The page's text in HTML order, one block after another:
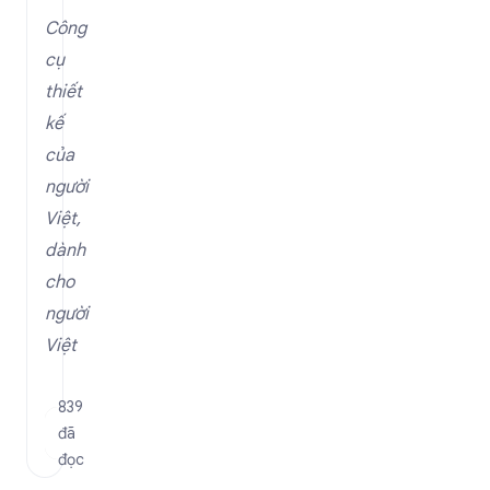
Công
cụ
thiết
kế
của
người
Việt,
dành
cho
người
Việt
839
đã
đọc